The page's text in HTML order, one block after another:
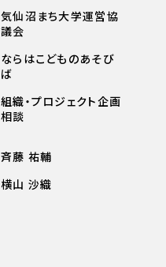
気仙沼まち大学運営協
議会
ならはこどものあそび
ば
組織・プロジェクト企画
相談
斉藤 祐輔
横山 沙織